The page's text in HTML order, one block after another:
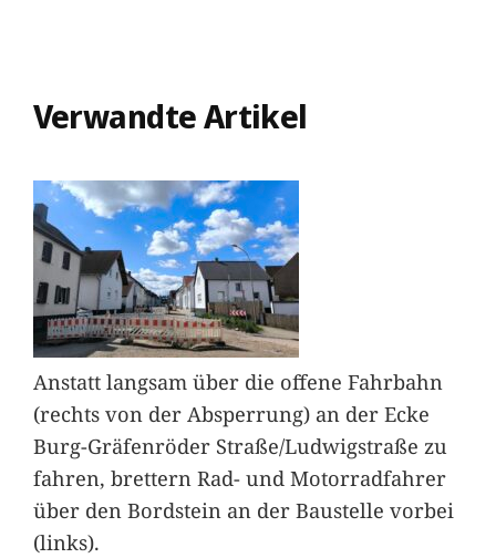
Verwandte Artikel
Anstatt langsam über die offene Fahrbahn
(rechts von der Absperrung) an der Ecke
Burg-Gräfenröder Straße/Ludwigstraße zu
fahren, brettern Rad- und Motorradfahrer
über den Bordstein an der Baustelle vorbei
(links).